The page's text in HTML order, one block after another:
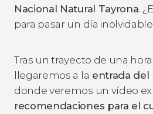
Nacional Natural Tayrona.
para pasar un día
Tras un trayecto de una
llegaremos a la entrada del
donde veremos un vídeo
recomendaciones para el